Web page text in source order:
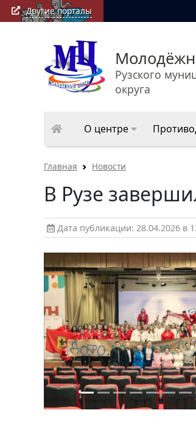
Другие порталы
Рузского
округа
О центре
Главная Новости
В Рузе
Дата публикации: 28.04.2026 в